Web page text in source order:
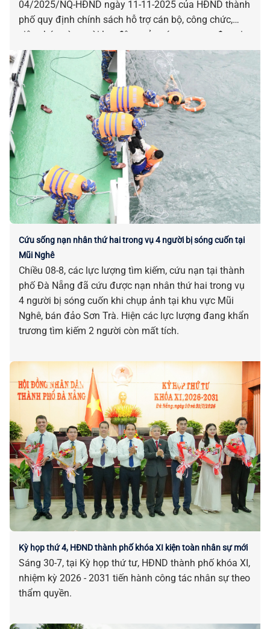
04/2025/NQ-HĐND ngày 11-11-2025 của HĐND thành
phố quy định chính sách hỗ trợ cán bộ, công chức,
viên chức và người lao động của các cơ quan, đơn vị
bị tác động, ảnh hưởng do sắp xếp đơn vị hành chính.
Cứu sống nạn nhân thứ hai trong vụ 4 người bị sóng cuốn tại
Mũi Nghê
Chiều 08-8, các lực lượng tìm kiếm, cứu nạn tại thành
phố Đà Nẵng đã cứu được nạn nhân thứ hai trong vụ
4 người bị sóng cuốn khi chụp ảnh tại khu vực Mũi
Nghê, bán đảo Sơn Trà. Hiện các lực lượng đang khẩn
trương tìm kiếm 2 người còn mất tích.
Kỳ họp thứ 4, HĐND thành phố khóa XI kiện toàn nhân sự mới
Sáng 30-7, tại Kỳ họp thứ tư, HĐND thành phố khóa XI,
nhiệm kỳ 2026 - 2031 tiến hành công tác nhân sự theo
thẩm quyền.